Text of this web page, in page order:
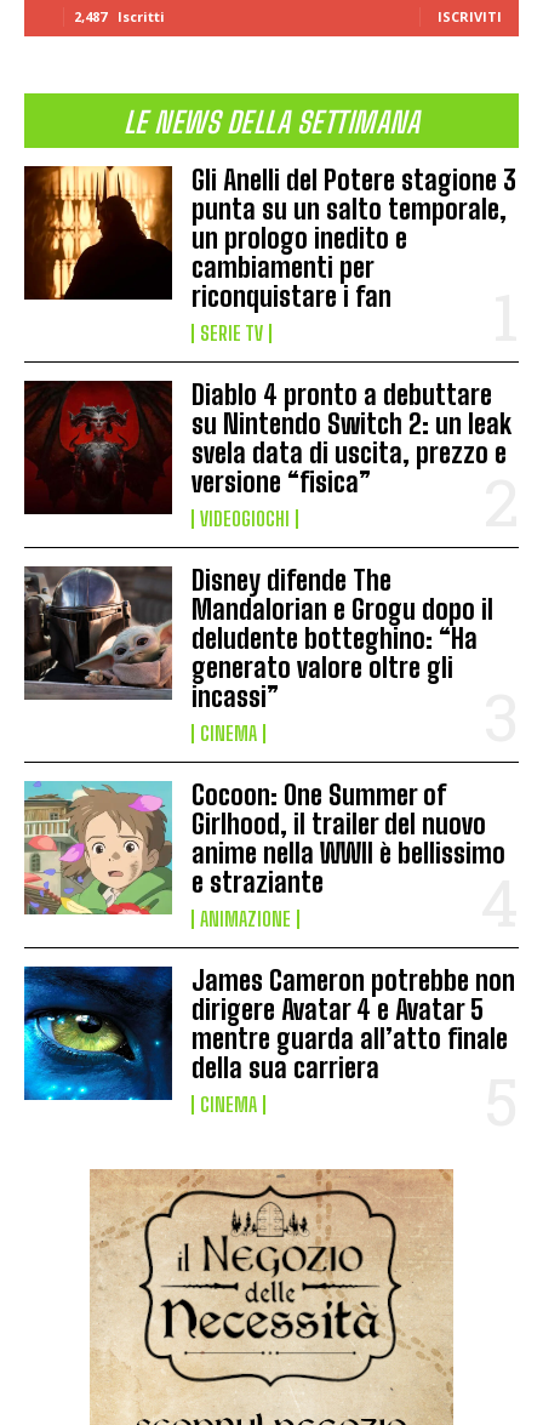
2,487 Iscritti ISCRIVITI
LE NEWS DELLA SETTIMANA
Gli Anelli del Potere stagione 3
punta su un salto temporale,
un prologo inedito e
cambiamenti per
riconquistare i fan
SERIE TV
Diablo 4 pronto a debuttare
su Nintendo Switch 2: un leak
svela data di uscita, prezzo e
versione “fisica”
VIDEOGIOCHI
Disney difende The
Mandalorian e Grogu dopo il
deludente botteghino: “Ha
generato valore oltre gli
incassi”
CINEMA
Cocoon: One Summer of
Girlhood, il trailer del nuovo
anime nella WWII è bellissimo
e straziante
ANIMAZIONE
James Cameron potrebbe non
dirigere Avatar 4 e Avatar 5
mentre guarda all’atto finale
della sua carriera
CINEMA